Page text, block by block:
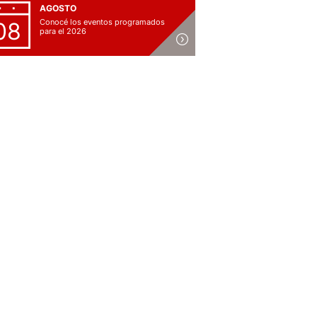
AGOSTO
Conocé los eventos programados
para el 2026